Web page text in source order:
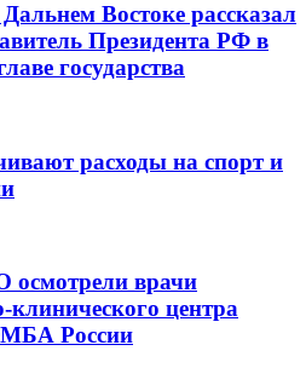
Востоке рассказал
Президента РФ в
государства
расходы на спорт и
осмотрели врачи
центра
России